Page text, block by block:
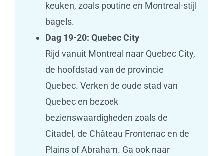
keuken, zoals poutine en Montreal-stijl
bagels.
Dag 19-20: Quebec City
Rijd vanuit Montreal naar Quebec City,
de hoofdstad van de provincie
Quebec. Verken de oude stad van
Quebec en bezoek
bezienswaardigheden zoals de
Citadel, de Château Frontenac en de
Plains of Abraham. Ga ook naar